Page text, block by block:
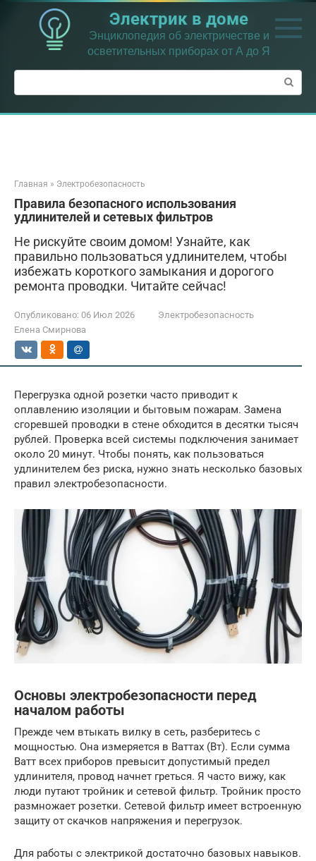
Перейти
контенту
Электрик в доме
Энциклопедия об электричестве и
осветительных приборах от А до Я
Поиск:
Главная » Электробезопасность
Правила безопасного использования
удлинителей и сетевых фильтров
Не рискуйте своим домом! Узнайте, как
правильно пользоваться удлинителем, чтобы
избежать короткого замыкания и дорогого
ремонта проводки. Читайте сейчас!
Опубликовано: 06 Июл 2026
Электробезопасность
Елена Смирнова
Перегрузка одной розетки часто приводит к
оплавлению изоляции и бытовым пожарам. Замена
сгоревшей проводки в стене обходится в десятки тысяч
рублей. Проверка всей системы подключения занимает
около 20 минут. Чтобы понять, как пользоваться
удлинителем без риска, нужно знать несколько базовых
правил электробезопасности.
Основы электробезопасности перед
началом работы
Прежде чем втыкать вилку в сеть, разберитесь с
мощностью. Она измеряется в Ваттах (Вт). Если сумма
Ватт всех приборов превысит допустимый предел
удлинителя, провод начнет греться. Я часто вижу, как
люди путают тройник и сетевой фильтр. Тройник просто
размножает розетки. Сетевой фильтр имеет встроенную
защиту от скачков напряжения и перегрузок.
Для работы с электрикой достаточно базовых навыков.